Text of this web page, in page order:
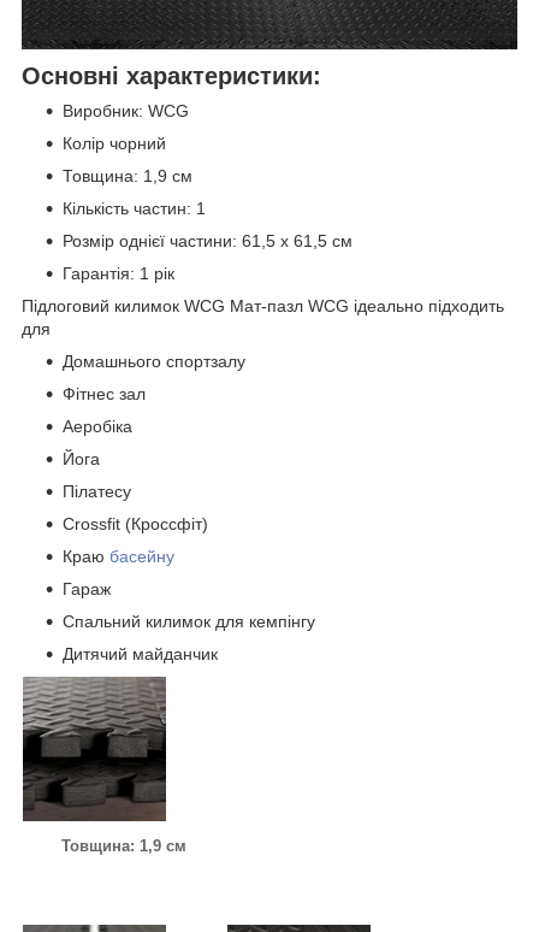
Основні характеристики:
Виробник: WCG
Колір чорний
Товщина: 1,9 см
Кількість частин: 1
Розмір однієї частини: 61,5 х 61,5 см
Гарантія: 1 рік
Підлоговий килимок WCG Мат-пазл WCG ідеально підходить
для
Домашнього спортзалу
Фітнес зал
Аеробіка
Йога
Пілатесу
Crossfit (Кроссфіт)
Краю басейну
Гараж
Спальний килимок для кемпінгу
Дитячий майданчик
Товщина: 1,9 см